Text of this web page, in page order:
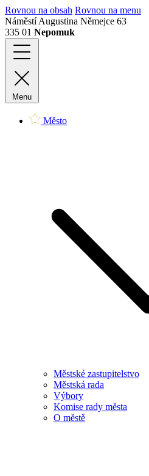
Rovnou na obsah Rovnou na menu
Náměstí Augustina Němejce 63
335 01 Nepomuk
Menu
Město
Městské zastupitelstvo
Městská rada
Výbory
Komise rady města
O městě